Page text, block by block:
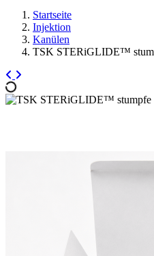
Startseite
Injektion
Kanülen
TSK STERiGLIDE™